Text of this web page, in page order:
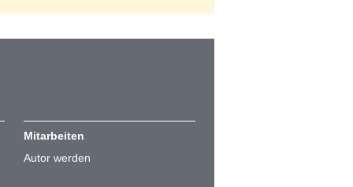
Mitarbeiten
Autor werden